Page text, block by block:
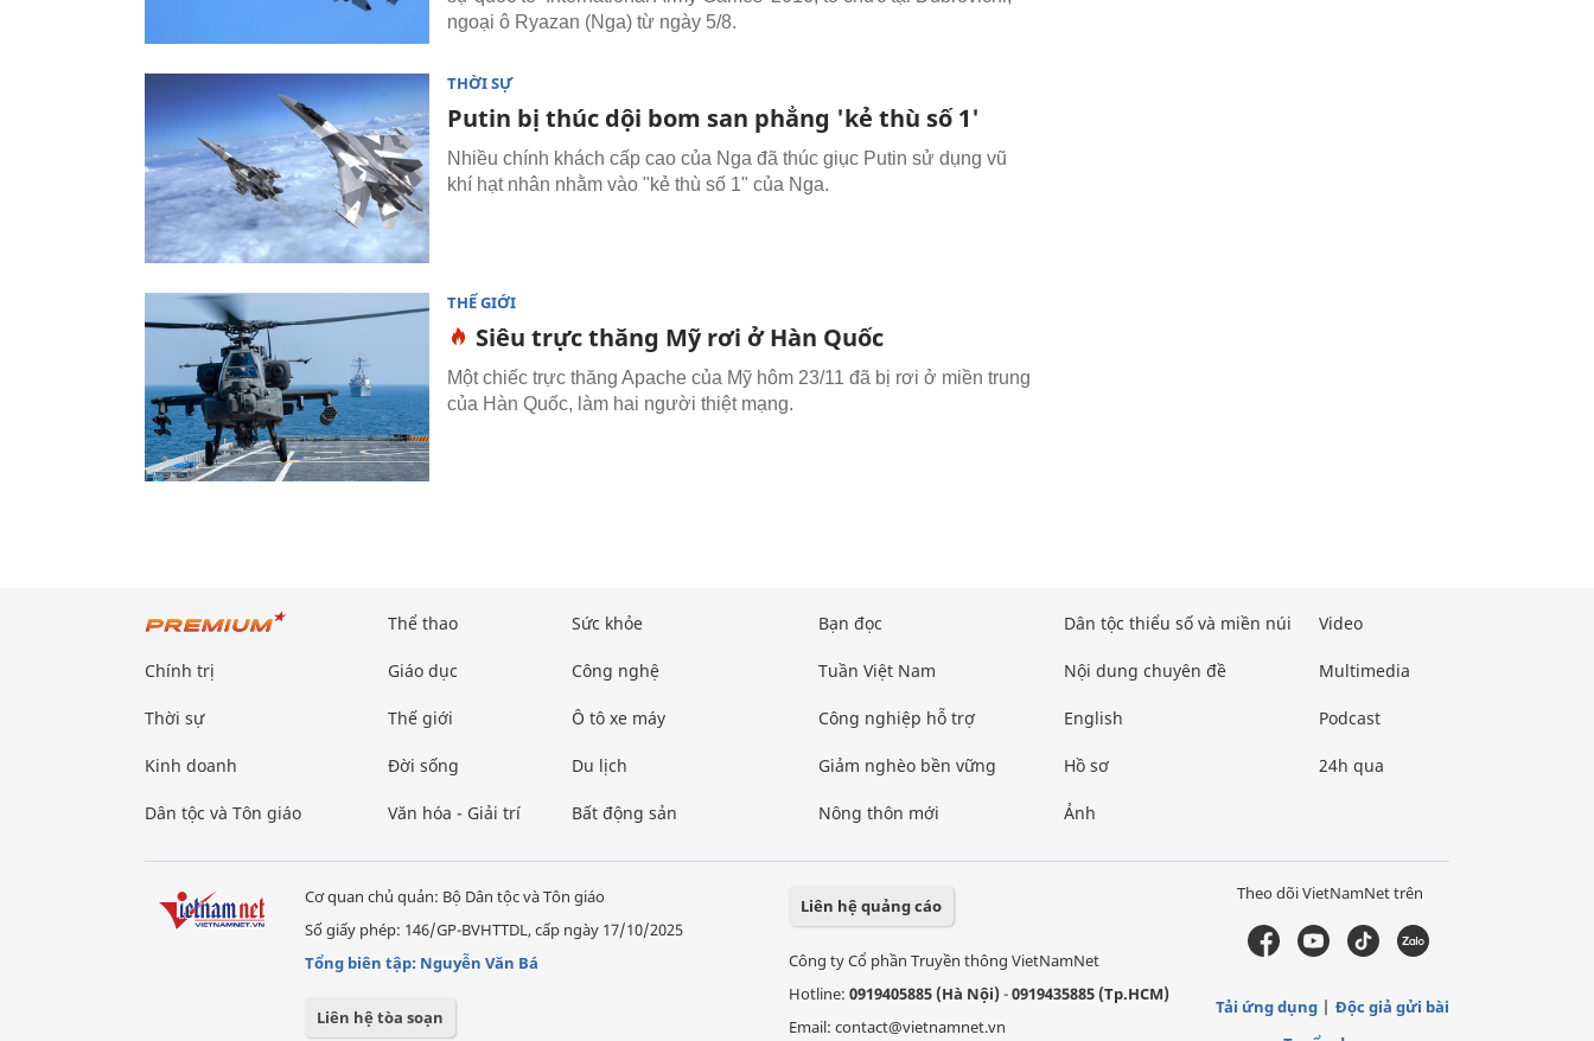
ngoại ô Ryazan (Nga) từ ngày 5/8.
THỜI SỰ
Putin bị thúc dội bom san phẳng 'kẻ thù số 1'
Nhiều chính khách cấp cao của Nga đã thúc giục Putin sử dụng vũ
khí hạt nhân nhằm vào "kẻ thù số 1" của Nga.
THẾ GIỚI
Siêu trực thăng Mỹ rơi ở Hàn Quốc
Một chiếc trực thăng Apache của Mỹ hôm 23/11 đã bị rơi ở miền trung
của Hàn Quốc, làm hai người thiệt mạng.
Chính trị
Thời sự
Kinh doanh
Dân tộc và Tôn giáo
Thể thao
Giáo dục
Thế giới
Đời sống
Văn hóa - Giải trí
Sức khỏe
Công nghệ
Ô tô xe máy
Du lịch
Bất động sản
Bạn đọc
Tuần Việt Nam
Công nghiệp hỗ trợ
Giảm nghèo bền vững
Nông thôn mới
Dân tộc thiểu số và miền núi
Nội dung chuyên đề
English
Hồ sơ
Ảnh
Video
Multimedia
Podcast
24h qua
Cơ quan chủ quản: Bộ Dân tộc và Tôn giáo
Số giấy phép: 146/GP-BVHTTDL, cấp ngày 17/10/2025
Tổng biên tập: Nguyễn Văn Bá
Liên hệ tòa soạn
Liên hệ quảng cáo
Công ty Cổ phần Truyền thông VietNamNet
Hotline: 0919405885 (Hà Nội)-0919435885 (Tp.HCM)
Email: contact@vietnamnet.vn
Theo dõi VietNamNet trên
Tải ứng dụng
Độc giả gửi bài